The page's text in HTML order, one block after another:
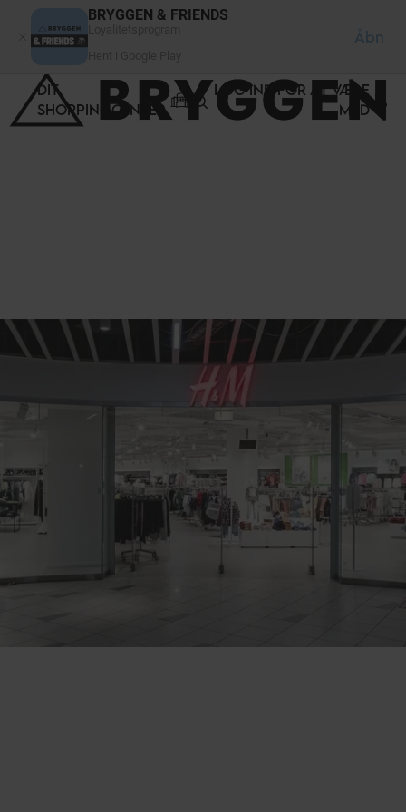
BRYGGEN & FRIENDS
Åbn
DIT
SHOPPINGCENTER
LOG IND FOR AT VÆRE
MED
CCookie-styringspanel